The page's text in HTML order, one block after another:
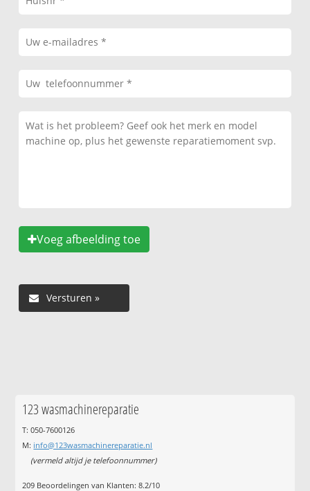
Voeg afbeelding toe
123 wasmachinereparatie
T: 050-7600126
M: info@123wasmachinereparatie.nl
(vermeld altijd je telefoonnummer)
209 Beoordelingen van Klanten:8.2/10